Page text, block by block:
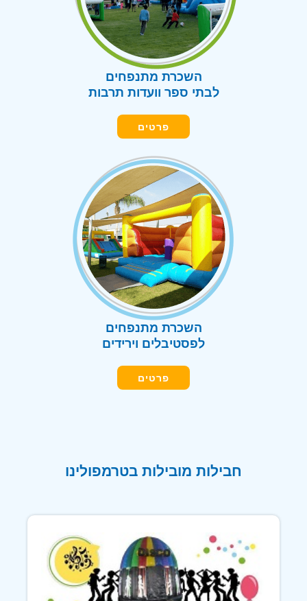
השכרת מתנפחים
לבתי ספר וועדות תרבות
פרטים
השכרת מתנפחים
לפסטיבלים וירידים
פרטים
חבילות מובילות בטרמפולינו